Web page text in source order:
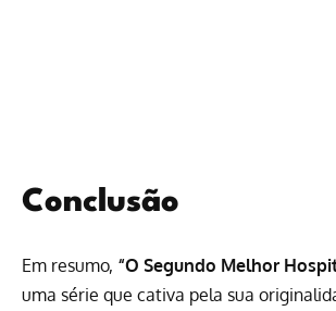
Conclusão
Em resumo, “O Segundo Melhor
uma série que cativa pela sua